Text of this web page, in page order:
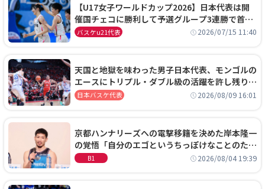
【U17女子ワールドカップ2026】日本代表は開
催国チェコに勝利して予選グループ3連勝で首位
通過！準々決勝の相手はエジプトに決定
バスケu21代表 2026/07/15 11:40
天国と地獄を味わった男子日本代表、モンゴルの
エースにトリプル・ダブル級の活躍を許し残り
0.4秒に失点する悔しい敗戦
日本バスケ代表 2026/08/09 16:01
京都ハンナリーズへの電撃移籍を決めた岸本隆一
の覚悟「自分のエゴというちっぽけなことのため
に、京都に来たわけではない」
B1 2026/08/04 19:39